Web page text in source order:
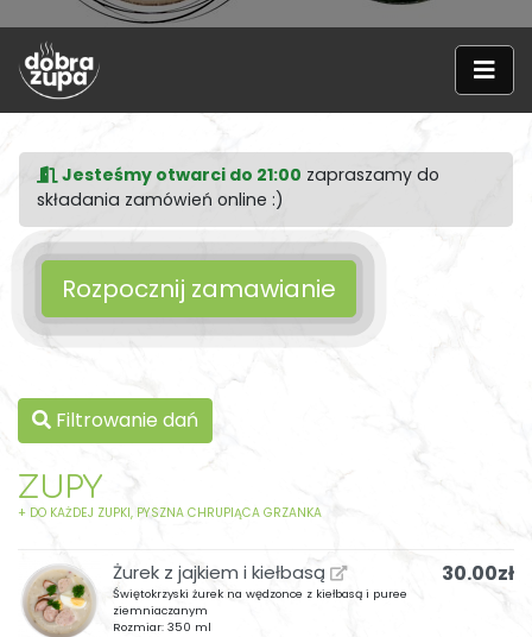
Rozpocznij zamawianie
Jesteśmy otwarci do 21:00 zapraszamy do
składania zamówień online :)
Filtrowanie dań
ZUPY
+ DO KAŻDEJ ZUPKI, PYSZNA CHRUPIĄCA GRZANKA
Żurek z jajkiem i kiełbasą 30.00zł
Świętokrzyski żurek na wędzonce z kiełbasą i puree
ziemniaczanym
Rozmiar: 350 ml